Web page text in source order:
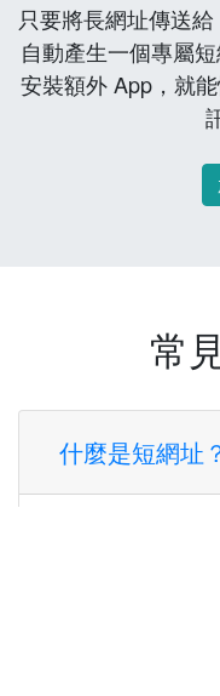
只要將長網址傳送
自動產生一個專屬
安裝額外 App，就
常
什麼是短網址